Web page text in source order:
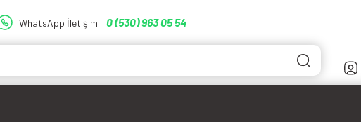
WhatsApp İletişim 0 (530) 963 05 54